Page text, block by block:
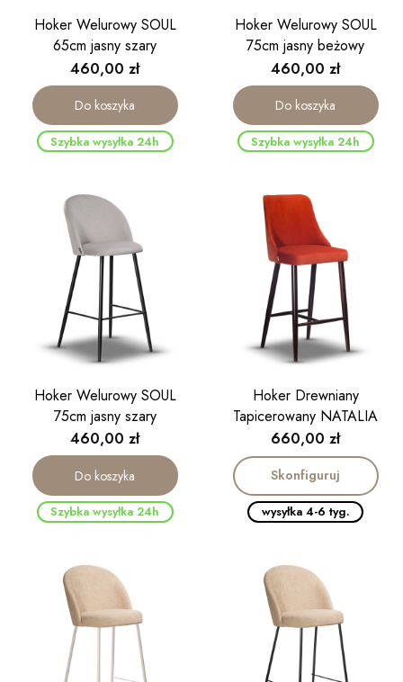
Hoker Welurowy SOUL
65cm jasny szary
Cena
460,00 zł
Do koszyka
Szybka wysyłka 24h
Hoker Welurowy SOUL
75cm jasny beżowy
Cena
460,00 zł
Do koszyka
Szybka wysyłka 24h
Hoker Welurowy SOUL
75cm jasny szary
Cena
460,00 zł
Do koszyka
Szybka wysyłka 24h
Hoker Drewniany
Tapicerowany NATALIA
Cena
660,00 zł
Skonfiguruj
wysyłka 4-6 tyg.